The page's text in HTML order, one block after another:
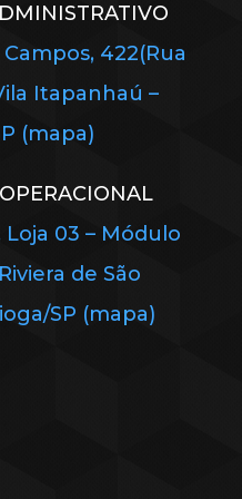
422(Rua
Itapanhaú –
(mapa)
Loja 03 – Módulo
de São
SP (mapa)